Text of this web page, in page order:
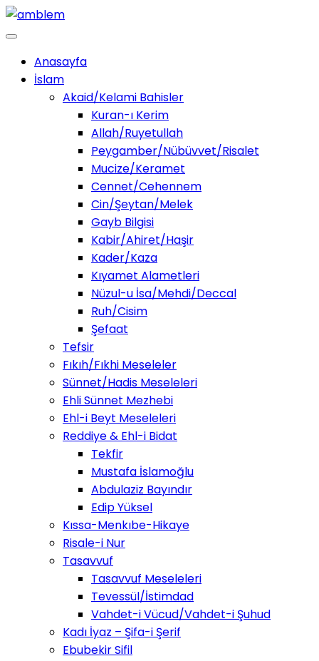
Anasayfa
İslam
Akaid/Kelami Bahisler
Kuran-ı Kerim
Allah/Ruyetullah
Peygamber/Nübüvvet/Risalet
Mucize/Keramet
Cennet/Cehennem
Cin/Şeytan/Melek
Gayb Bilgisi
Kabir/Ahiret/Haşir
Kader/Kaza
Kıyamet Alametleri
Nüzul-u İsa/Mehdi/Deccal
Ruh/Cisim
Şefaat
Tefsir
Fıkıh/Fıkhi Meseleler
Sünnet/Hadis Meseleleri
Ehli Sünnet Mezhebi
Ehl-i Beyt Meseleleri
Reddiye & Ehl-i Bidat
Tekfir
Mustafa İslamoğlu
Abdulaziz Bayındır
Edip Yüksel
Kıssa-Menkıbe-Hikaye
Risale-i Nur
Tasavvuf
Tasavvuf Meseleleri
Tevessül/İstimdad
Vahdet-i Vücud/Vahdet-i Şuhud
Kadı İyaz – Şifa-i Şerif
Ebubekir Sifil